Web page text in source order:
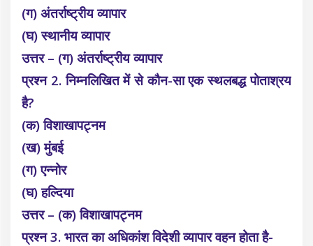
(ग) अंतर्राष्ट्रीय व्यापार
(घ) स्थानीय व्यापार
उत्तर – (ग) अंतर्राष्ट्रीय व्यापार
प्रश्न 2. निम्नलिखित में से कौन-सा एक स्थलबद्ध पोताश्रय
है?
(क) विशाखापट्नम
(ख) मुंबई
(ग) एन्नोर
(घ) हल्दिया
उत्तर – (क) विशाखापट्नम
प्रश्न 3. भारत का अधिकांश विदेशी व्यापार वहन होता है-